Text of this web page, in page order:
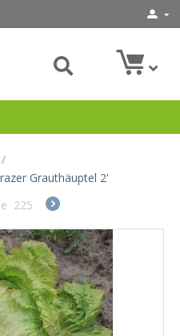
/
Grauthäuptel 2'
225